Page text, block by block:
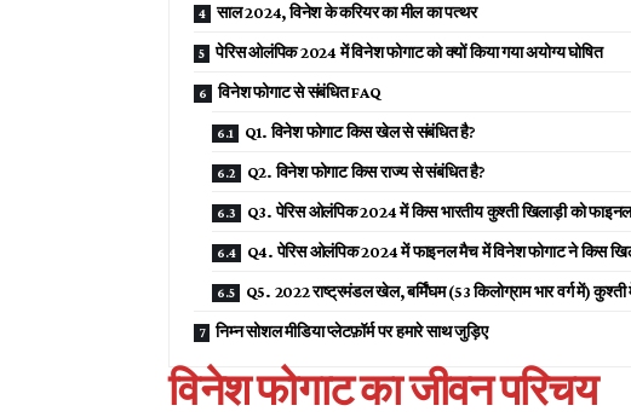
साल 2024, विनेश के करियर का मील का पत्थर
पेरिस ओलंपिक 2024 में विनेश फोगाट को क्यों किया गया अयोग्य घोषित
विनेश फोगाट से संबंधित FAQ
Q1. विनेश फोगाट किस खेल से संबंधित है?
Q2. विनेश फोगाट किस राज्य से संबंधित है?
Q3. पेरिस ओलंपिक 2024 में किस भारतीय कुश्ती खिलाड़ी को फाइनल
Q4. पेरिस ओलंपिक 2024 में फाइनल मैच में विनेश फोगाट ने किस
Q5. 2022 राष्ट्रमंडल खेल, बर्मिंघम (53 किलोग्राम भार वर्ग में)
निम्न सोशल मीडिया प्लेटफ़ॉर्म पर हमारे साथ जुड़िए
विनेश फोगाट का जीवन परिचय